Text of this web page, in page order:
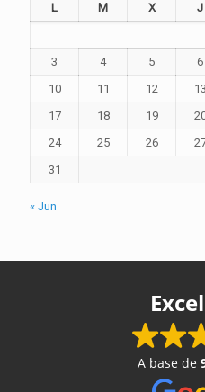
L M X J
3
4 5 6
10
11 12 13
17
18 19
24
25 26
31
« Jun
A base de